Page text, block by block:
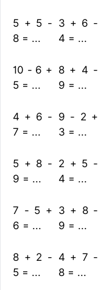
5 + 5 -
8 = ...
3 + 6 -
4 = ...
10 - 6 +
5 = ...
8 + 4 -
9 = ...
4 + 6 -
7 = ...
9 - 2 +
3 = ...
5 + 8 -
9 = ...
2 + 5 -
4 = ...
7 - 5 +
6 = ...
3 + 8 -
9 = ...
8 + 2 -
5 = ...
4 + 7 -
8 = ...